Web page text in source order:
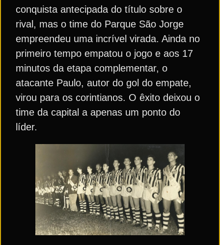
conquista antecipada do título sobre o
rival, mas o time do Parque São Jorge
empreendeu uma incrível virada. Ainda no
primeiro tempo empatou o jogo e aos 17
minutos da etapa complementar, o
atacante Paulo, autor do gol do empate,
virou para os corintianos. O êxito deixou o
time da capital a apenas um ponto do
líder.